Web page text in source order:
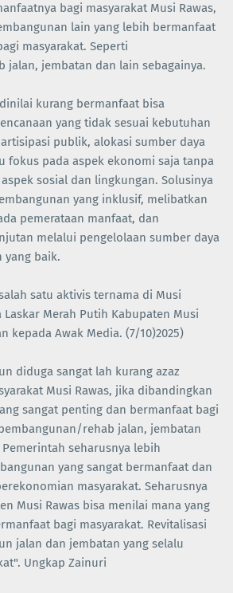
bagi masyarakat Musi Rawas,
lain yang lebih bermanfaat
masyarakat. Seperti
jalan, jembatan dan lain sebagainya.
kurang bermanfaat bisa
yang tidak sesuai kebutuhan
publik, alokasi sumber daya
fokus pada aspek ekonomi saja tanpa
sosial dan lingkungan. Solusinya
yang inklusif, melibatkan
pemerataan manfaat, dan
melalui pengelolaan sumber daya
yang baik.
satu aktivis ternama di Musi
Laskar Merah Putih Kabupaten Musi
kepada Awak Media. (7/10)2025)
diduga sangat lah kurang azaz
Musi Rawas, jika dibandingkan
sangat penting dan bermanfaat bagi
rehab jalan, jembatan
seharusnya lebih
yang sangat bermanfaat dan
masyarakat. Seharusnya
Musi Rawas bisa menilai mana yang
bagi masyarakat. Revitalisasi
jalan dan jembatan yang selalu
Ungkap Zainuri